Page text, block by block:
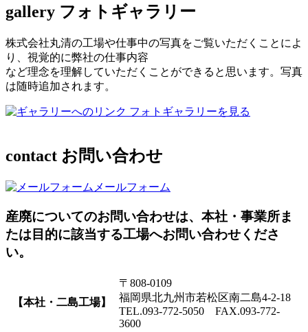
gallery フォトギャラリー
株式会社丸清の工場や仕事中の写真をご覧いただくことによ
り、視覚的に弊社の仕事内容
など理念を理解していただくことができると思います。写真
は随時追加されます。
フォトギャラリーを見る
contact お問い合わせ
メールフォーム
産廃についてのお問い合わせは、本社・事業所ま
たは目的に該当する工場へお問い合わせくださ
い。
【本社・二島工場】
〒808-0109
福岡県北九州市若松区南二島4-2-18
TEL.093-772-5050 FAX.093-772-
3600